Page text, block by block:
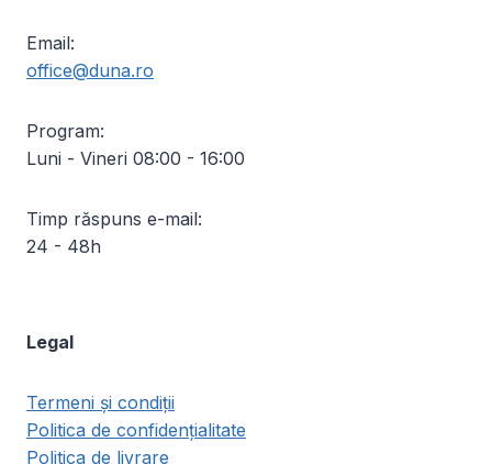
Email:
office@duna.ro
Program:
Luni - Vineri 08:00 - 16:00
Timp răspuns e-mail:
24 - 48h
Legal
Termeni și condiții
Politica de confidențialitate
Politica de livrare